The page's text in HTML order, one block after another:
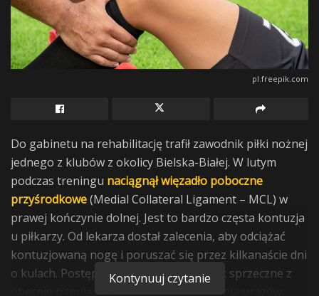
pl.freepik.com
Do gabinetu na rehabilitację trafił zawodnik piłki nożnej
jednego z klubów z okolicy Bielska-Białej. W lutym
podczas treningu naciągnął więzadło poboczne
przyśrodkowe(Medial Collateral Ligament – MCL) w
prawej kończynie dolnej. Jest to bardzo częsta kontuzja
u piłkarzy. Od lekarza dostał zalecenia, aby odciążać
kontuzjowaną nogę i poruszać się przez kilkanaście dni
o kulach. Postępowanie takie jest jednak sprzeczne z
Kontynuuj czytanie